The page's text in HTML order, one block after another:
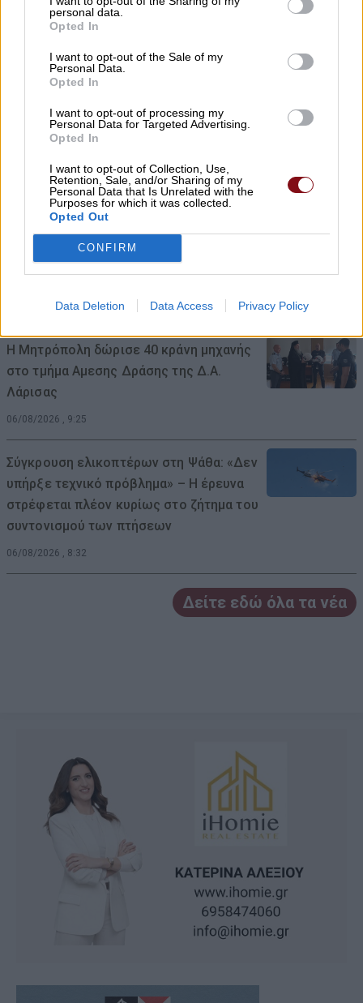
personal data.
Opted In
I want to opt-out of the Sale of my
Personal Data.
Opted In
I want to opt-out of processing my
Personal Data for Targeted Advertising.
Opted In
I want to opt-out of Collection, Use,
Retention, Sale, and/or Sharing of my
Personal Data that Is Unrelated with the
Purposes for which it was collected.
Opted Out
CONFIRM
Data Deletion Data Access Privacy Policy
Η σχολική τάξη δεν είναι πια η ίδια: Όταν ο
δάσκαλος κουράζεται όχι από τα παιδιά,
αλλά από όλα τα υπόλοιπα
06/08/2026 , 10:00
Μητέρα και γιαγιά φέρονται να
δολοφόνησαν τα τέσσερα παιδιά της
οικογένειας πριν βάλουν τέλος στη ζωή
06/08/2026 , 9:29
Θ. Αδαμόπουλος: Μήπως ναρκοθετείται ο
προϋπολογισμός των επόμενων ετών;
06/08/2026 , 9:29
Η Μητρόπολη δώρισε 40 κράνη μηχανής
στο τμήμα Αμεσης Δράσης της Δ.Α.
Λάρισας
06/08/2026 , 9:25
Σύγκρουση ελικοπτέρων στη Ψάθα: «Δεν
υπήρξε τεχνικό πρόβλημα» – Η έρευνα
στρέφεται πλέον κυρίως στο ζήτημα του
συντονισμού των πτήσεων
06/08/2026 , 8:32
Δείτε εδώ όλα τα νέα